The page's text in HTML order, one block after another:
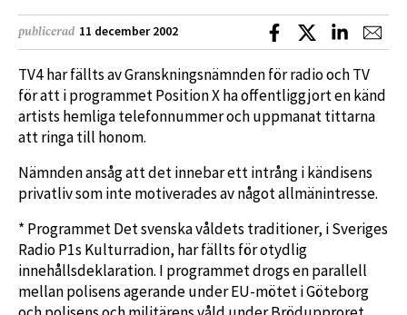
publicerad 11 december 2002 Dela på Facebook
Dela på XDela på
TV4 har fällts av Granskningsnämnden för radio och TV
för att i programmet Position X ha offentliggjort en känd
artists hemliga telefonnummer och uppmanat tittarna
att ringa till honom.
Nämnden ansåg att det innebar ett intrång i kändisens
privatliv som inte motiverades av något allmänintresse.
* Programmet Det svenska våldets traditioner, i Sveriges
Radio P1s Kulturradion, har fällts för otydlig
innehållsdeklaration. I programmet drogs en parallell
mellan polisens agerande under EU-mötet i Göteborg